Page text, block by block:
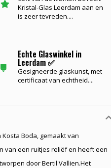
Kristal-Glas Leerdam aan en
is zeer tevreden....
Echte Glaswinkel in
Leerdam ✅
Gesigneerde glaskunst, met
certificaat van echtheid....
Boda, gemaakt van
van een ruitjes reliëf en heeft een
door Bertil Vallien.Het